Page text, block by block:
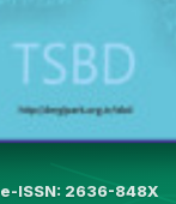
e-ISSN: 2636-848X